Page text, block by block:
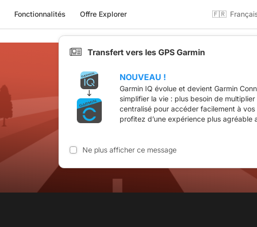
Fonctionnalités Offre Explorer 🇫🇷
Transfert vers les GPS Garmin
NOUVEAU !
Garmin IQ évolue et devient Garmin
simplifier la vie : plus besoin de
centralisé pour accéder facilement à
profitez d’une expérience plus agréable
Ne plus afficher ce message